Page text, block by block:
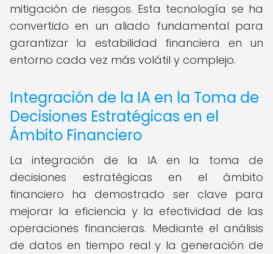
mitigación de riesgos. Esta tecnología se ha
convertido en un aliado fundamental para
garantizar la estabilidad financiera en un
entorno cada vez más volátil y complejo.
Integración de la IA en la Toma de
Decisiones Estratégicas en el
Ámbito Financiero
La integración de la IA en la toma de
decisiones estratégicas en el ámbito
financiero ha demostrado ser clave para
mejorar la eficiencia y la efectividad de las
operaciones financieras. Mediante el análisis
de datos en tiempo real y la generación de